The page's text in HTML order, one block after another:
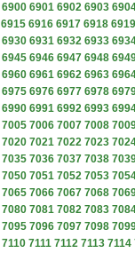
6900 6901 6902 6903
6915 6916 6917 6918 6919
6930 6931 6932 6933
6945 6946 6947 6948
6960 6961 6962 6963
6975 6976 6977 6978
6990 6991 6992 6993
7005 7006 7007 7008
7020 7021 7022 7023
7035 7036 7037 7038
7050 7051 7052 7053
7065 7066 7067 7068
7080 7081 7082 7083
7095 7096 7097 7098
7110 7111 7112 7113 7114